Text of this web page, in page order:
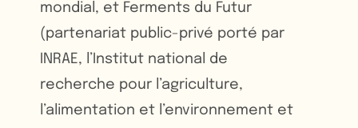
mondial, et Ferments du Futur
(partenariat public-privé porté par
INRAE, l’Institut national de
recherche pour l’agriculture,
l’alimentation et l’environnement et